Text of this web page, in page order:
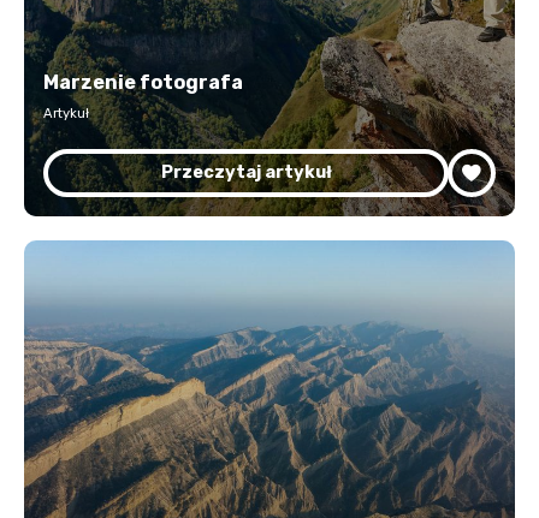
Marzenie fotografa
Artykuł
Przeczytaj artykuł